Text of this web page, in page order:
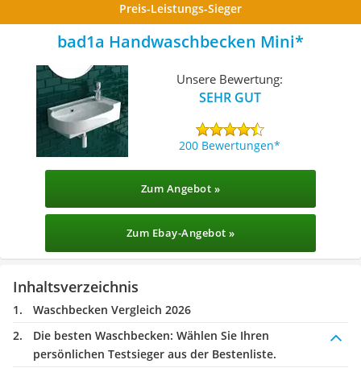
Preis-Leistungs-Sieger
bad1a Handwaschbecken Mini
Unsere Bewertung:
SEHR GUT
200 Bewertungen
Zum Angebot »
Zum Ebay-Angebot »
Inhaltsverzeichnis
Waschbecken Vergleich 2026
Die besten Waschbecken: Wählen Sie Ihren
persönlichen Testsieger aus der Bestenliste.